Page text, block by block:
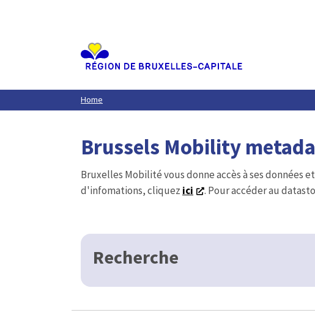
Home
Brussels Mobility
Bruxelles Mobilité vous donne accès à ses données
d'infomations, cliquez ici . Pour accéder au
Recherche